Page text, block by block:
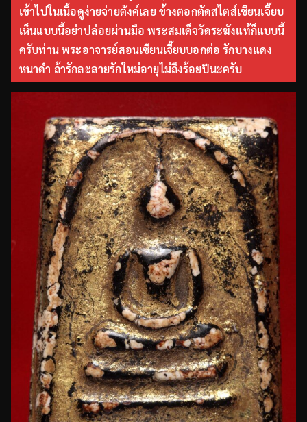
เข้าไปในเนื้อดูง่ายจ่ายตังค์เลย ข้างตอกตัดสไตส์เซียนเจี๊ยบ
เห็นแบบนี้อย่าปล่อยผ่านมือ พระสมเด็จวัดระฆังแท้ก็แบบนี้
ครับท่าน พระอาจารย์สอนเซียนเจี๊ยบบอกต่อ รักบางแดง
หนาดำ ถ้ารักละลายรักใหม่อายุไม่ถึงร้อยปีนะครับ